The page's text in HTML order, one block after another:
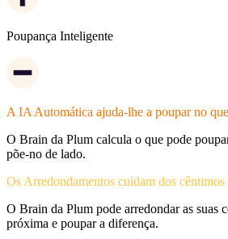
Poupança Inteligente
A IA Automática ajuda-lhe a poupar no
O Brain da Plum calcula o que pode
põe-no de lado.
Os Arredondamentos cuidam dos cêntimos
O Brain da Plum pode arredondar as suas
próxima e poupar a diferença.